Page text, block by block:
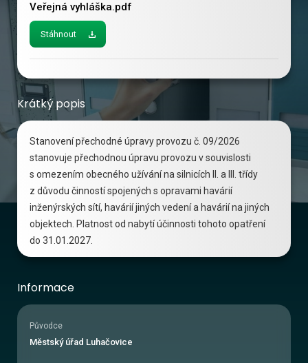
Veřejná vyhláška.pdf
Stáhnout
Krátký popis
Stanovení přechodné úpravy provozu č. 09/2026
stanovuje přechodnou úpravu provozu v souvislosti
s omezením obecného užívání na silnicích II. a III. třídy
z důvodu činností spojených s opravami havárií
inženýrských sítí, havárií jiných vedení a havárií na jiných
objektech. Platnost od nabytí účinnosti tohoto opatření
do 31.01.2027.
Informace
Původce
Městský úřad Luhačovice